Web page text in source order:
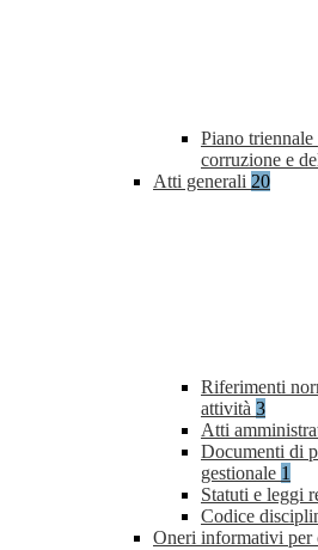
Piano
corruzione e
Atti generali 20
Riferimenti
attività 3
Atti
Documenti di
gestionale 1
Statuti e leggi
Codice
Oneri informativi per